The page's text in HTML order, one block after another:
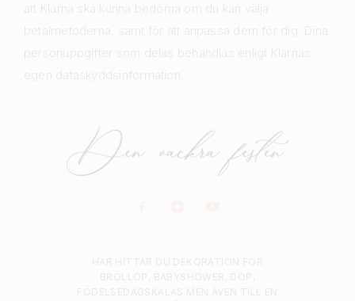
att Klarna ska kunna bedöma om du kan välja
betalmetoderna, samt för att anpassa dem för dig. Dina
personuppgifter som delas behandlas enligt Klarnas
egen dataskyddsinformation.